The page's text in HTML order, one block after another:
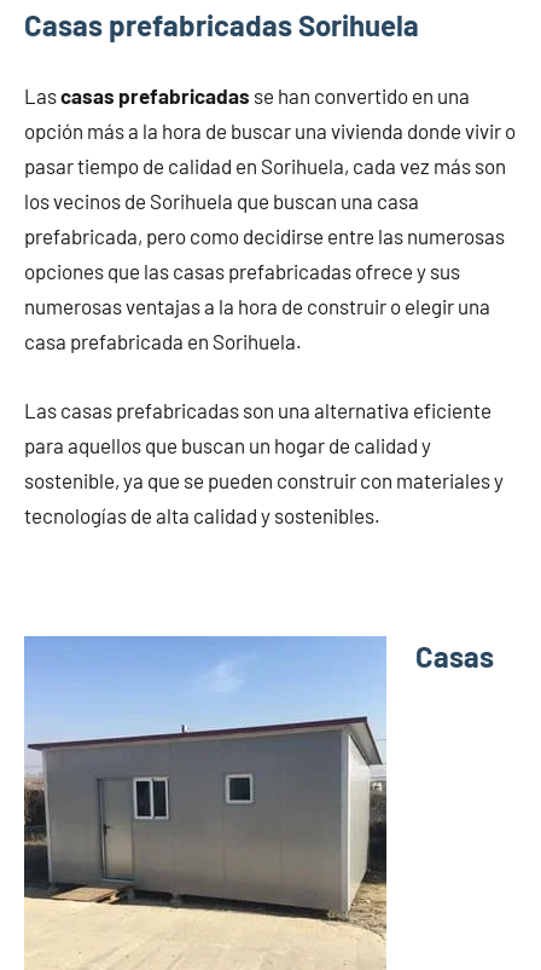
Casas prefabricadas Sorihuela
Lascasas prefabricadas se han convertido en una
opción más a la hora de buscar una vivienda donde vivir o
pasar tiempo de calidad en Sorihuela, cada vez más son
los vecinos de Sorihuela que buscan una casa
prefabricada, pero como decidirse entre las numerosas
opciones que las casas prefabricadas ofrece y sus
numerosas ventajas a la hora de construir o elegir una
casa prefabricada en Sorihuela.
Las casas prefabricadas son una alternativa eficiente
para aquellos que buscan un hogar de calidad y
sostenible, ya que se pueden construir con materiales y
tecnologías de alta calidad y sostenibles.
Casas